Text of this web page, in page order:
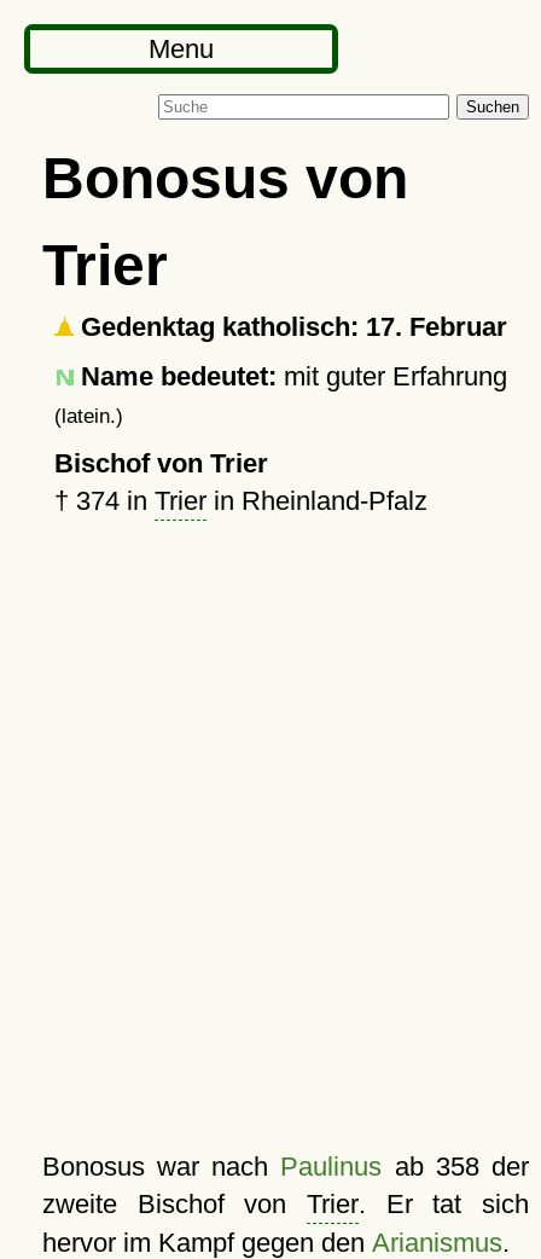
Menu
Suchen
Bonosus von
Trier
Gedenktag katholisch: 17. Februar
Name bedeutet: mit guter Erfahrung
(latein.)
Bischof von Trier
† 374in Trierin Rheinland-Pfalz
Bonosus war nach Paulinus ab 358 der
zweite Bischof von Trier. Er tat sich
hervor im Kampf gegen den Arianismus.